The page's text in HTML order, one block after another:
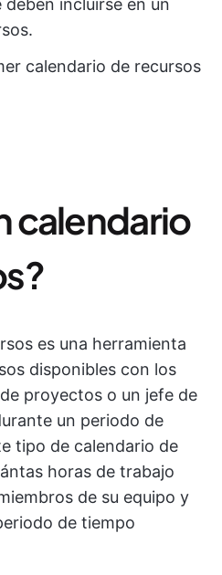
deben incluirse en un
calendario de recursos
calendario
es una herramienta
disponibles con los
proyectos o un jefe de
un periodo de
tipo de calendario de
horas de trabajo
de su equipo y
de tiempo